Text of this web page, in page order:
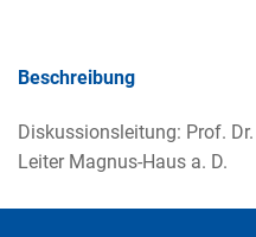
Beschreibung
Diskussionsleitung: Prof.
Leiter Magnus-Haus a. D.